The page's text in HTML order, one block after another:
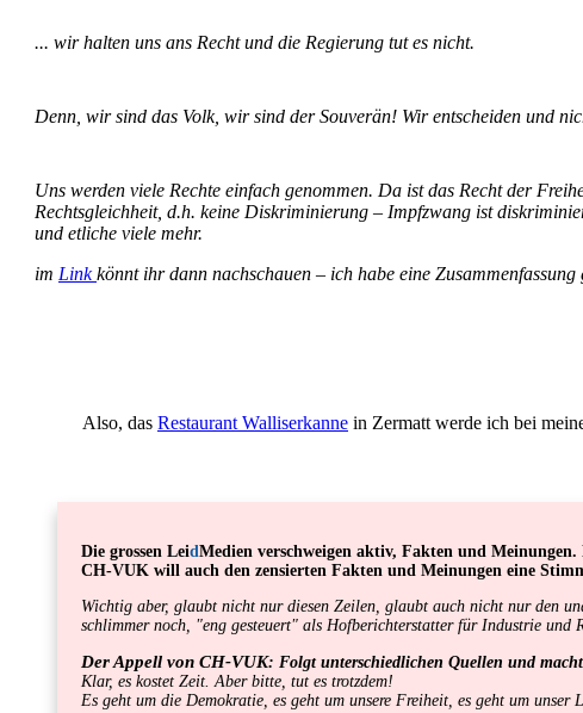
... wir halten uns ans Recht und die Regierung tut es nicht.
Denn, wir sind das Volk, wir sind der Souverän! Wir entscheiden und
Uns werden viele Rechte einfach genommen. Da ist das Recht der
Rechtsgleichheit, d.h. keine Diskriminierung – Impfzwang ist
und etliche viele mehr.
im Linkkönnt ihr dann nachschauen – ich habe eine
Also, das Restaurant Walliserkanne in Zermatt werde ich bei
Die grossen LeidMedien verschweigen aktiv, Fakten und
CH-VUK will auch den zensierten Fakten und Meinungen eine
Wichtig aber, glaubt nicht nur diesen Zeilen, glaubt auch nicht nur den
schlimmer noch, "eng gesteuert" als Hofberichterstatter für Industrie und
Der Appell von CH-VUK: Folgt unterschiedlichen Quellen und
Klar, es kostet Zeit. Aber bitte, tut es trotzdem!
Es geht um die Demokratie, es geht um unsere Freiheit, es geht um unser